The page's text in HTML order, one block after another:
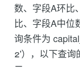
数、字段A环比
比、字段A中位
询条件为
2'），以下查询